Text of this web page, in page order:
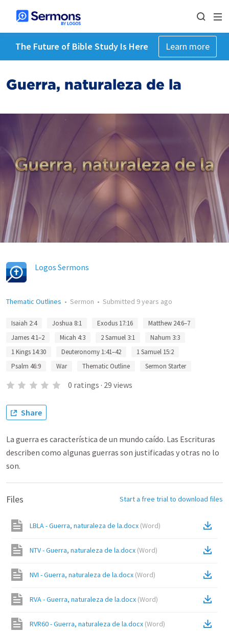
The Future of Bible Study Is Here Learn more
Guerra, naturaleza de la
Logos Sermons
Thematic Outlines • Sermon • Submitted 9 years ago
Isaiah 2:4 Joshua 8:1 Exodus 17:16
Matthew 24:6–7
James 4:1–2
Micah 4:3 2 Samuel 3:1
Nahum 3:3
1 Kings 14:30
Deuteronomy 1:41–42
1 Samuel 15:2
Psalm 46:9
War Thematic Outline Sermon Starter
0 ratings · 29 views
Share
La guerra es característica de un mundo caído. Las Escrituras
describen como algunas guerras son justificadas y otras no lo
son.
Files Start a free trial to download files
LBLA - Guerra, naturaleza de la.docx (Word)
NTV - Guerra, naturaleza de la.docx (Word)
NVI - Guerra, naturaleza de la.docx (Word)
RVA - Guerra, naturaleza de la.docx (Word)
RVR60 - Guerra, naturaleza de la.docx (Word)